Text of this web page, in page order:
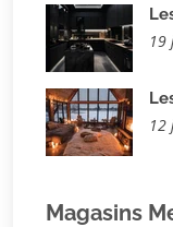
19
12
Magasins